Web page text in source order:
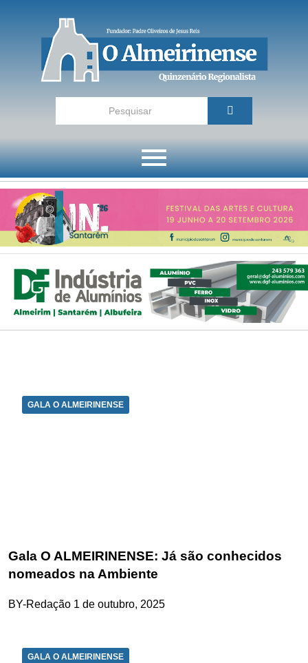
GALA O ALMEIRINENSE
Gala O ALMEIRINENSE: Já são conhecidos
nomeados na Ambiente
BY-Redação 1 de outubro, 2025
GALA O ALMEIRINENSE